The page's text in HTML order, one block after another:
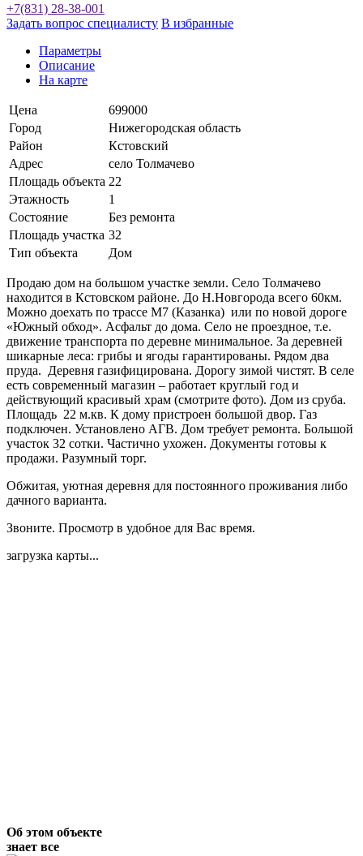
+7(831) 28-38-001
Задать вопрос специалисту В избранные
Параметры
Описание
На карте
Цена
699000
Город
Нижегородская область
Район
Кстовский
Адрес
село Толмачево
Площадь объекта 22
Этажность
1
Состояние
Без ремонта
Площадь участка 32
Тип объекта
Дом
Продаю дом на большом участке земли. Село Толмачево
находится в Кстовском районе. До Н.Новгорода всего 60км.
Можно доехать по трассе М7 (Казанка) или по новой дороге
«Южный обход». Асфальт до дома. Село не проездное, т.е.
движение транспорта по деревне минимальное. За деревней
шикарные леса: грибы и ягоды гарантированы. Рядом два
пруда. Деревня газифицирована. Дорогу зимой чистят. В селе
есть современный магазин – работает круглый год и
действующий красивый храм (смотрите фото). Дом из сруба.
Площадь 22 м.кв. К дому пристроен большой двор. Газ
подключен. Установлено АГВ. Дом требует ремонта. Большой
участок 32 сотки. Частично ухожен. Документы готовы к
продажи. Разумный торг.
Обжитая, уютная деревня для постоянного проживания либо
дачного варианта.
Звоните. Просмотр в удобное для Вас время.
загрузка карты...
Об этом объекте
знает все